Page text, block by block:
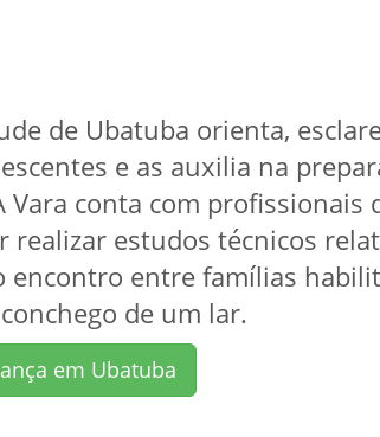
de Ubatuba orienta,
e as auxilia na
Vara conta com
estudos técnicos
entre famílias
de um lar.
em Ubatuba